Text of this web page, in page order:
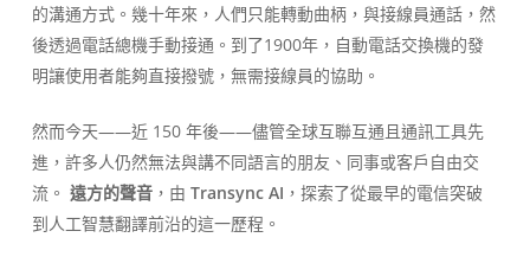
的溝通方式。幾十年來，人們只能轉動曲柄，與接線員通話，然
後透過電話總機手動接通。到了1900年，自動電話交換機的發
明讓使用者能夠直接撥號，無需接線員的協助。
然而今天——近 150 年後——儘管全球互聯互通且通訊工具先
進，許多人仍然無法與講不同語言的朋友、同事或客戶自由交
流。 遠方的聲音，由 Transync AI ，探索了從最早的電信突破
到人工智慧翻譯前沿的這一歷程。